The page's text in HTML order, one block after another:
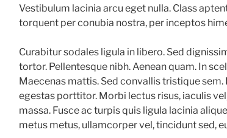
Vestibulum lacinia arcu eget nulla. Class
torquent per conubia nostra, per inceptos
Curabitur sodales ligula in libero. Sed
tortor. Pellentesque nibh. Aenean quam. In
Maecenas mattis. Sed convallis tristique sem.
egestas porttitor. Morbi lectus risus, iaculis
massa. Fusce ac turpis quis ligula lacinia
metus metus, ullamcorper vel, tincidunt sed,